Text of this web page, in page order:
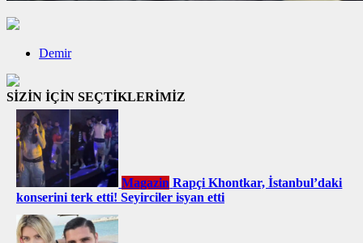
Demir
SİZİN İÇİN SEÇTİKLERİMİZ
Magazin Rapçi Khontkar, İstanbul’daki
konserini terk etti! Seyirciler isyan etti